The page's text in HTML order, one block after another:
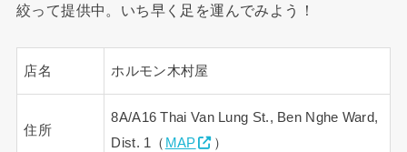
絞って提供中。いち早く足を運んでみよう！
店名 ホルモン木村屋
住所
8A/A16 Thai Van Lung St., Ben Nghe Ward,
Dist. 1（ MAP ）